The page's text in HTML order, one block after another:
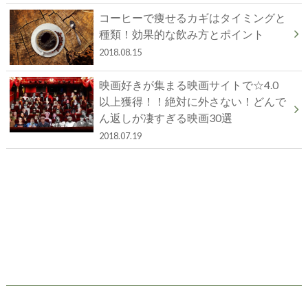
コーヒーで痩せるカギはタイミングと
種類！効果的な飲み方とポイント
2018.08.15
映画好きが集まる映画サイトで☆4.0
以上獲得！！絶対に外さない！どんで
ん返しが凄すぎる映画30選
2018.07.19